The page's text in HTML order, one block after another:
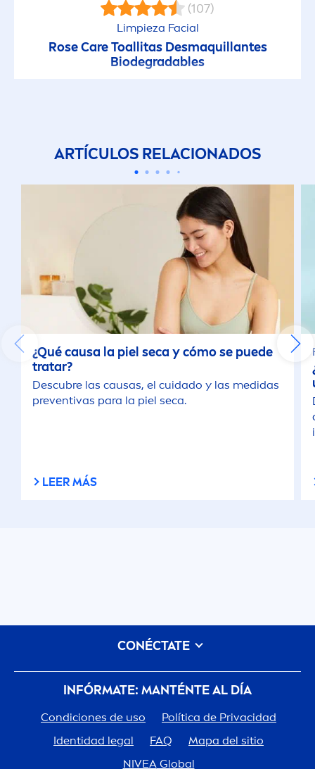
(107)
Limpieza Facial
Rose CareToallitas Desmaquillantes
Biodegradables
ARTÍCULOS RELACIONADOS
¿Qué causa la piel seca y cómo se puede
tratar?
Descubre las causas, el cuidado y las medidas
preventivas para la piel seca.
LEER MÁS
INFÓRMATE: MANTÉNTE AL DÍA
Condiciones de uso
Política de Privacidad
Identidad legal
FAQ
Mapa del sitio
NIVEAGlobal
CONÉCTATE